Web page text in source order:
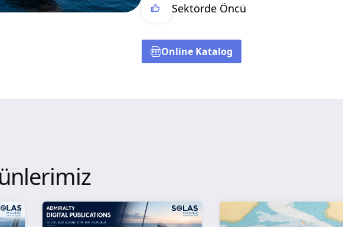
Sektörde Öncü
Online Katalog